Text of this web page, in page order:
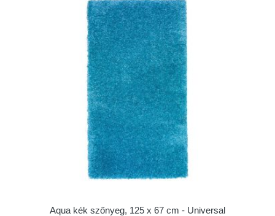
Aqua kék szőnyeg, 125 x 67 cm - Universal